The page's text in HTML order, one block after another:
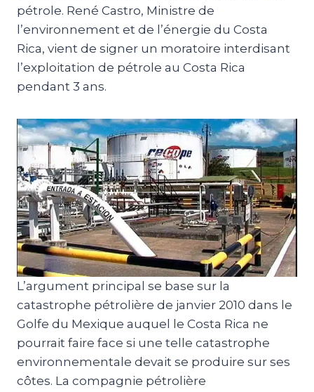
pétrole. René Castro, Ministre de
l’environnement et de l’énergie du Costa
Rica, vient de signer un moratoire interdisant
l’exploitation de pétrole au Costa Rica
pendant 3 ans.
L’argument principal se base sur la
catastrophe pétrolière de janvier 2010 dans le
Golfe du Mexique auquel le Costa Rica ne
pourrait faire face si une telle catastrophe
environnementale devait se produire sur ses
côtes. La compagnie pétrolière